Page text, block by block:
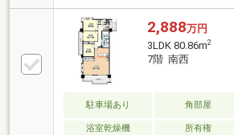
で快適な住空間
2,888万円
3LDK 80.86m2
7階 南西
駐車場あり 角部屋
浴室乾燥機
所有権